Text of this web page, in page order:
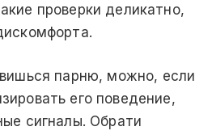
проверки деликатно,
парню, можно, если
его поведение,
сигналы. Обрати